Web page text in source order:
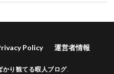
Policy 運営者情報
かり観てる暇人ブログ.